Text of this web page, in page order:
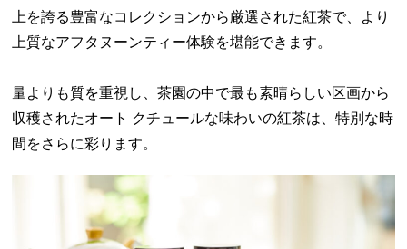
上を誇る豊富なコレクションから厳選された紅茶で、より
上質なアフタヌーンティー体験を堪能できます。
量よりも質を重視し、茶園の中で最も素晴らしい区画から
収穫されたオート クチュールな味わいの紅茶は、特別な時
間をさらに彩ります。